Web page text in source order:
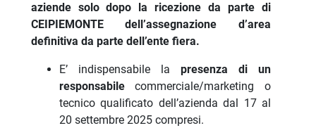
aziende solo dopo la ricezione da parte di
CEIPIEMONTE dell’assegnazione d’area
definitiva da parte dell’ente fiera.
E’ indispensabile la presenza di un
responsabilecommerciale/marketing o
tecnico qualificato dell’azienda dal 17 al
20 settembre 2025 compresi.